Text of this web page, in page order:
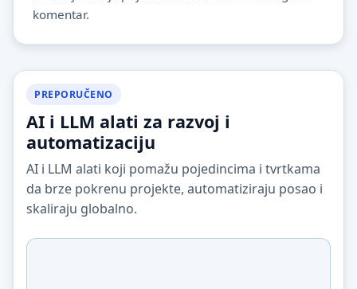
komentar.
PREPORUČENO
AI i LLM alati za razvoj i
automatizaciju
AI i LLM alati koji pomažu pojedincima i tvrtkama
da brze pokrenu projekte, automatiziraju posao i
skaliraju globalno.